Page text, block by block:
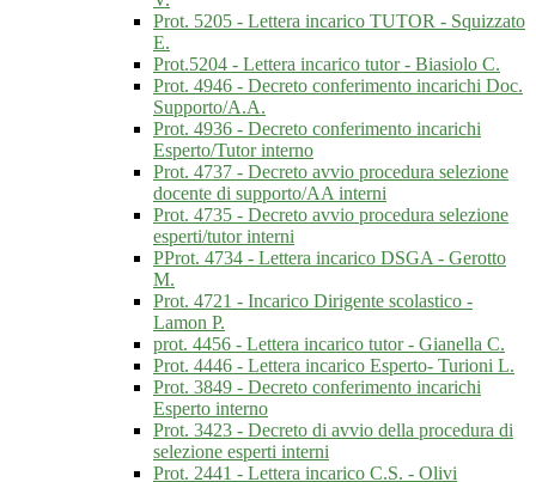
Prot. 5205 - Lettera incarico TUTOR - Squizzato
E.
Prot.5204 - Lettera incarico tutor - Biasiolo C.
Prot. 4946 - Decreto conferimento incarichi Doc.
Supporto/A.A.
Prot. 4936 - Decreto conferimento incarichi
Esperto/Tutor interno
Prot. 4737 - Decreto avvio procedura selezione
docente di supporto/AA interni
Prot. 4735 - Decreto avvio procedura selezione
esperti/tutor interni
PProt. 4734 - Lettera incarico DSGA - Gerotto
M.
Prot. 4721 - Incarico Dirigente scolastico -
Lamon P.
prot. 4456 - Lettera incarico tutor - Gianella C.
Prot. 4446 - Lettera incarico Esperto- Turioni L.
Prot. 3849 - Decreto conferimento incarichi
Esperto interno
Prot. 3423 - Decreto di avvio della procedura di
selezione esperti interni
Prot. 2441 - Lettera incarico C.S. - Olivi